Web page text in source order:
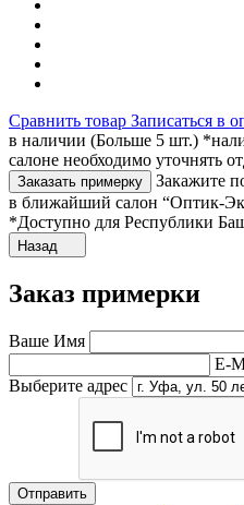
Сравнить товар Записаться в
в наличии (Больше 5 шт.)
салоне необходимо уточнять
Заказать примерку
Закажите
в ближайший салон “Оптик-
*Доступно для Республики
Назад
Заказ примерки
Ваше Имя
E-
Выберите адрес
Отправить